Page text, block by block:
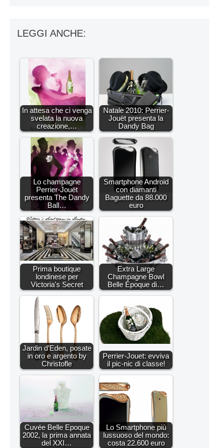
LEGGI ANCHE:
In attesa che ci venga
svelata la nuova
creazione,…
Natale 2010: Perrier-
Jouët presenta la
Dandy Bag
Lo champagne
Perrier-Jouët
presenta The Dandy
Ball…
Smartphone Android
con diamanti
Baguette da 88.000
euro
Prima boutique
londinese per
Victoria's Secret
Extra Large
Champagne Bowl
Belle Époque di…
Jardin d’Eden, posate
in oro e argento by
Christofle
Perrier-Jouet: evviva
il pic-nic di classe!
Cuvée Belle Epoque
2002, la prima annata
del XXI…
Lo Smartphone più
lussuoso del mondo:
costa 22.600 euro